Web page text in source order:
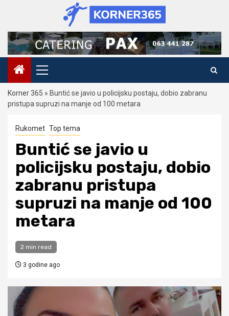
content
Primary
Menu
Korner 365 » Buntić se javio u policijsku postaju, dobio zabranu
pristupa supruzi na manje od 100 metara
Rukomet Top tema
Buntić se javio u
policijsku postaju, dobio
zabranu pristupa
supruzi na manje od 100
metara
2 min read
3 godine ago